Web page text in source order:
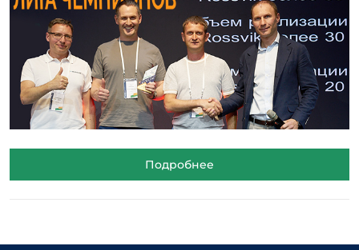
Подробнее